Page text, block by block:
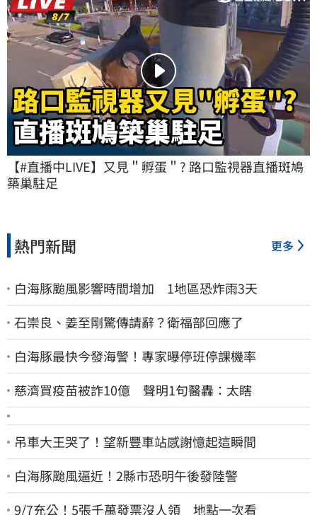
【#直播中LIVE】又見＂孵蛋＂? 路口監視器直播斑鳩
築巢駐足
熱門新聞 更多
白海豚颱風影響時間增加 1地區恐炸雨3天
石崇良、姜至剛驚傳請辭？衛福部回應了
白海豚最快今發海警！專家曝停班停課機率
慈濟買疫苗被詐10億 聲明1句醫轟：太瞎
吊車大王哭了！望新豐車站感謝憶起這瞬間
白海豚颱風逼近！2縣市恐明午後發陸警
9/7充公！5張千萬發票沒人領 地點一次看